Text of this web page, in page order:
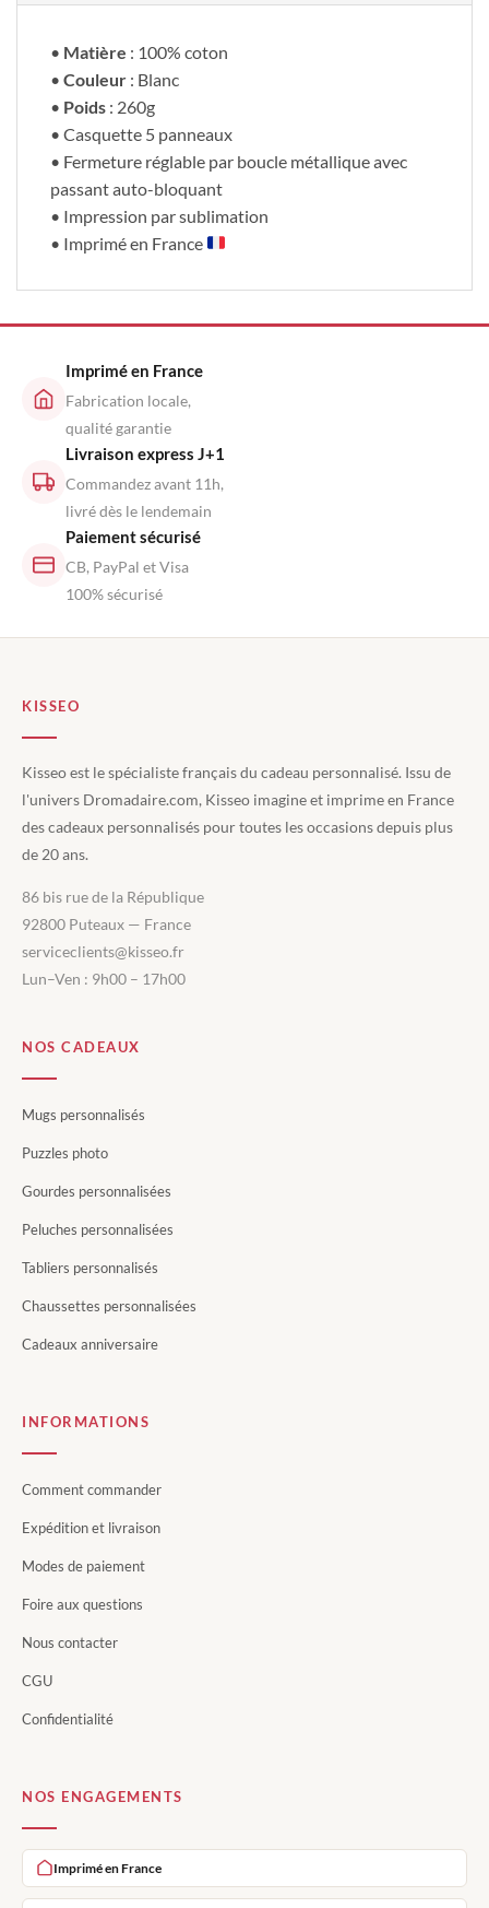
• Matière : 100% coton
• Couleur : Blanc
• Poids : 260g
• Casquette 5 panneaux
• Fermeture réglable par boucle métallique avec
passant auto-bloquant
• Impression par sublimation
• Imprimé en France
Imprimé en France
Fabrication locale,
qualité garantie
Livraison express J+1
Commandez avant 11h,
livré dès le lendemain
Paiement sécurisé
CB, PayPal et Visa
100% sécurisé
KISSEO
Kisseo est le spécialiste français du cadeau personnalisé. Issu de
l'univers Dromadaire.com, Kisseo imagine et imprime en France
des cadeaux personnalisés pour toutes les occasions depuis plus
de 20 ans.
86 bis rue de la République
92800 Puteaux — France
serviceclients@kisseo.fr
Lun–Ven : 9h00 – 17h00
NOS CADEAUX
Mugs personnalisés
Puzzles photo
Gourdes personnalisées
Peluches personnalisées
Tabliers personnalisés
Chaussettes personnalisées
Cadeaux anniversaire
INFORMATIONS
Comment commander
Expédition et livraison
Modes de paiement
Foire aux questions
Nous contacter
CGU
Confidentialité
NOS ENGAGEMENTS
Imprimé en France